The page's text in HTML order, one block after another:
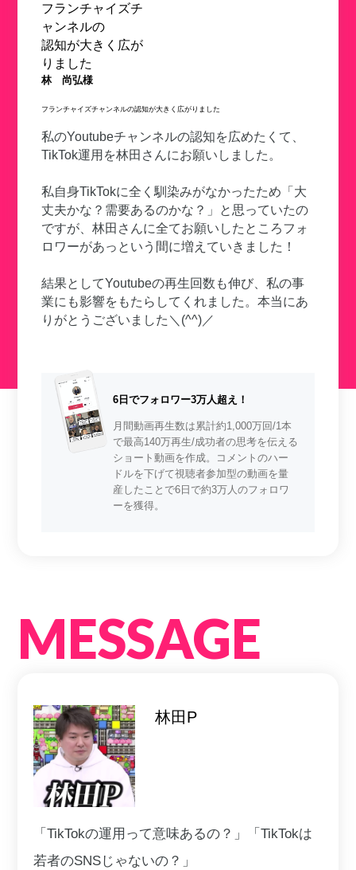
フランチャイズチ
ャンネルの
認知が大きく広が
りました
林 尚弘様
フランチャイズチャンネルの認知が大きく広がりました
私のYoutubeチャンネルの認知を広めたくて、
TikTok運用を林田さんにお願いしました。
私自身TikTokに全く馴染みがなかったため「大
丈夫かな？需要あるのかな？」と思っていたの
ですが、林田さんに全てお願いしたところフォ
ロワーがあっという間に増えていきました！
結果としてYoutubeの再生回数も伸び、私の事
業にも影響をもたらしてくれました。本当にあ
りがとうございました＼(^^)／
6日でフォロワー3万人超え！
月間動画再生数は累計約1,000万回/1本
で最高140万再生/成功者の思考を伝える
ショート動画を作成。コメントのハー
ドルを下げて視聴者参加型の動画を量
産したことで6日で約3万人のフォロワ
ーを獲得。
MESSAGE
林田P
「TikTokの運用って意味あるの？」「TikTokは
若者のSNSじゃないの？」